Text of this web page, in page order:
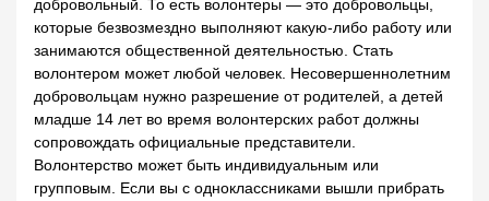
добровольный. То есть волонтеры — это добровольцы,
которые безвозмездно выполняют какую-либо работу или
занимаются общественной деятельностью. Стать
волонтером может любой человек. Несовершеннолетним
добровольцам нужно разрешение от родителей, а детей
младше 14 лет во время волонтерских работ должны
сопровождать официальные представители.
Волонтерство может быть индивидуальным или
групповым. Если вы с одноклассниками вышли прибрать